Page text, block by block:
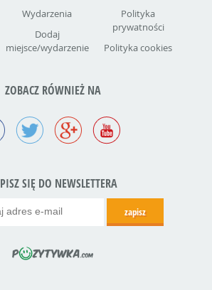
Wydarzenia
Dodaj
miejsce/wydarzenie
Polityka
prywatności
Polityka cookies
ZOBACZ RÓWNIEŻ NA
SIĘ DO NEWSLETTERA